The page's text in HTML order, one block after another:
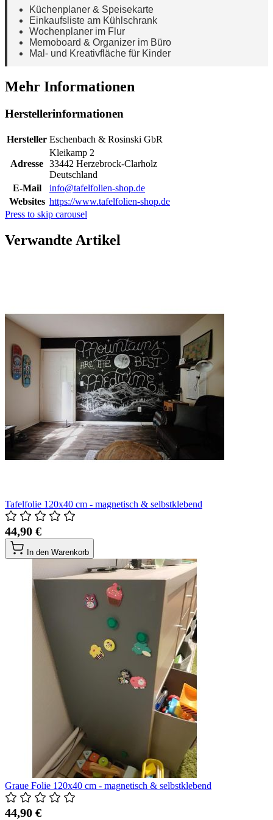
Küchenplaner & Speisekarte
Einkaufsliste am Kühlschrank
Wochenplaner im Flur
Memoboard & Organizer im Büro
Mal- und Kreativfläche für Kinder
Mehr Informationen
Herstellerinformationen
Hersteller Eschenbach & Rosinski GbR
Adresse
Kleikamp 2
33442 Herzebrock-Clarholz
Deutschland
E-Mail
info@tafelfolien-shop.de
Websites https://www.tafelfolien-shop.de
Press to skip carousel
Verwandte Artikel
Tafelfolie 120x40 cm - magnetisch & selbstklebend
44,90 €
In den Warenkorb
Graue Folie 120x40 cm - magnetisch & selbstklebend
44,90 €